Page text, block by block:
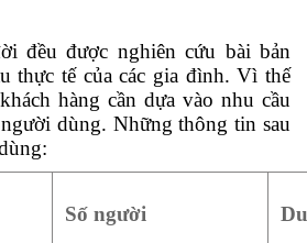
đều được nghiên cứu bài bản
thực tế của các gia đình. Vì thế
hàng cần dựa vào nhu cầu
dùng. Những thông tin sau
Số người